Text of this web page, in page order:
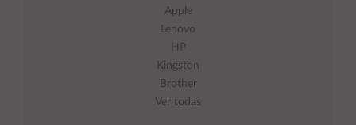
Apple
Lenovo
HP
Kingston
Brother
Ver todas